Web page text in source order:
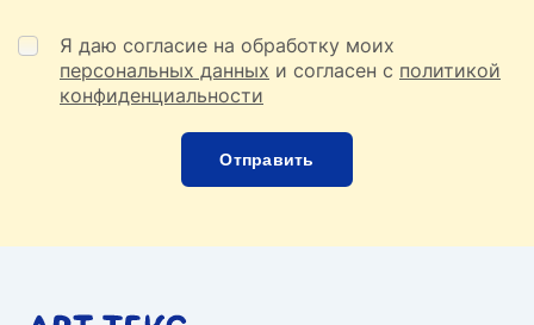
Я даю согласие на обработку моих
персональных данных и согласен с политикой
конфиденциальности